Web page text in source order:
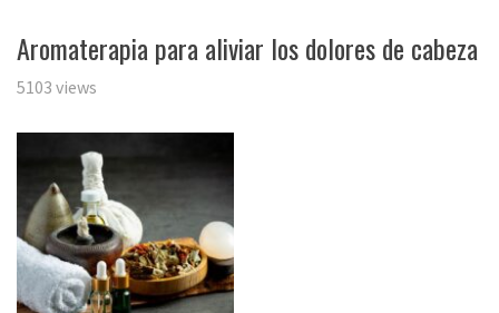
Aromaterapia para aliviar los dolores de cabeza
5103 views